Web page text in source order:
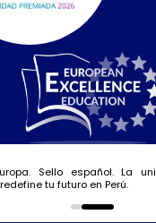
Sello español. La
tu futuro en Perú.
0 1